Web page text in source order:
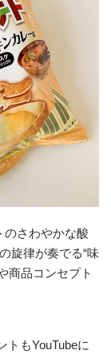
のさわやかな酸
旋律が奏でる“味
商品コンセプト
トもYouTubeに